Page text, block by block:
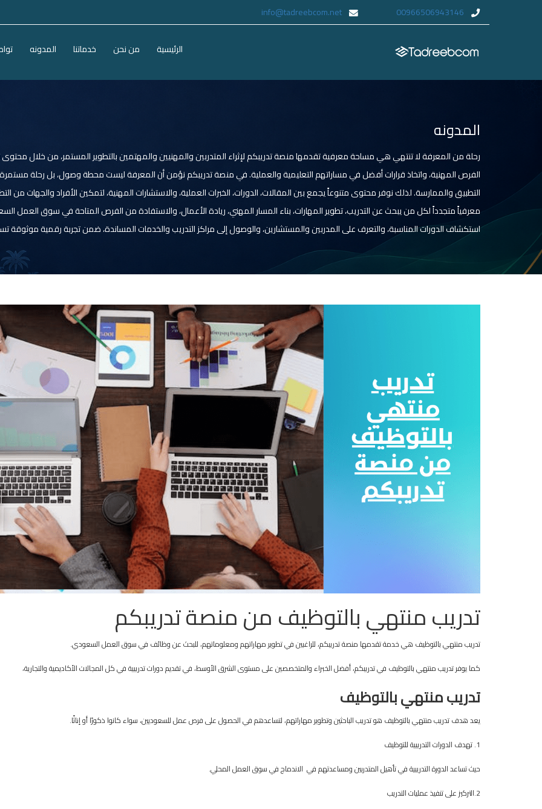
00966506943146
info@tadreebcom.net
الرئيسية من نحن خدماتنا المدونه
المدونه
رحلة من المعرفة لا تنتهي هي مساحة معرفية تقدمها منصة تدريبكم لإثراء المتدربين والمهنيين والمهتمين بالتطوير المستمر، من خلال
الفرص المهنية، واتخاذ قرارات أفضل في مساراتهم التعليمية والعملية. في منصة تدريبكم نؤمن أن المعرفة ليست محطة وصول، بل رحلة مستمرة
التطبيق والممارسة. لذلك نوفر محتوى متنوعاً يجمع بين المقالات، الدورات، الخبرات العملية، والاستشارات المهنية، لتمكين الأفراد والجهات من
معرفياً متجدداً لكل من يبحث عن التدريب، تطوير المهارات، بناء المسار المهني، ريادة الأعمال، والاستفادة من الفرص المتاحة في سوق العمل
استكشاف الدورات المناسبة، والتعرف على المدربين والمستشارين، والوصول إلى مراكز التدريب والخدمات المساندة، ضمن تجربة رقمية موثوقة
تدريب منتهي بالتوظيف من منصة تدريبكم
تدريب منتهي بالتوظيف هي خدمة تقدمها منصة تدريبكم، للراغبين في تطوير مهاراتهم ومعلوماتهم، للبحث عن وظائف في سوق العمل السعودي.
كما يوفر تدريب منتهي بالتوظيف في تدريبكم، أفضل الخبراء والمتخصصين على مستوى الشرق الأوسط، في تقديم دورات تدريبية في كل المجالات الأكاديمية والتجارية،
تدريبمنتهيبالتوظيف
يعد هدف تدريب منتهي بالتوظيف هو تدريب الباحثين وتطوير مهاراتهم، لتساعدهم في الحصول على فرص عمل للسعوديين، سواء كانوا ذكورًا أو إناثًا.
1. تهدف الدورات التدريبية للتوظيف
حيث تساعد الدورة التدريبية في تأهيل المتدربين ومساعدتهم في الاندماج في سوق العمل المحلي.
2.التركيز على تنفيذ عمليات التدريب